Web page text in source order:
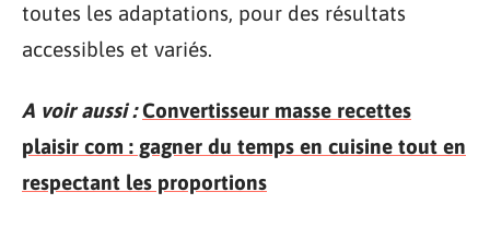
toutes les adaptations, pour des résultats
accessibles et variés.
A voir aussi : Convertisseur masse recettes
plaisir com : gagner du temps en cuisine tout en
respectant les proportions